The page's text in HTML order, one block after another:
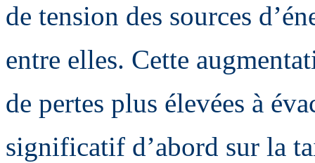
de tension des sources
entre elles. Cette
de pertes plus élevées à
significatif d’abord sur la